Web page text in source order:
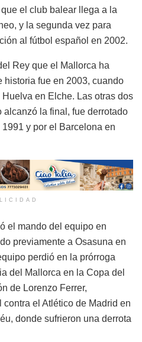
el club balear llega a la
y la segunda vez para
al fútbol español en 2002.
Rey que el Mallorca ha
historia fue en 2003, cuando
en Elche. Las otras dos
la final, fue derrotado
y por el Barcelona en
el mando del equipo en
previamente a Osasuna en
perdió en la prórroga
del Mallorca en la Copa del
de Lorenzo Ferrer,
el Atlético de Madrid en
donde sufrieron una derrota